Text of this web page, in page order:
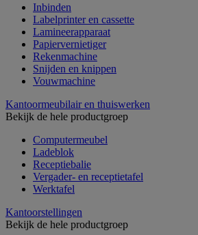
Inbinden
Labelprinter en cassette
Lamineerapparaat
Papiervernietiger
Rekenmachine
Snijden en knippen
Vouwmachine
Kantoormeubilair en thuiswerken
Bekijk de hele productgroep
Computermeubel
Ladeblok
Receptiebalie
Vergader- en receptietafel
Werktafel
Kantoorstellingen
Bekijk de hele productgroep